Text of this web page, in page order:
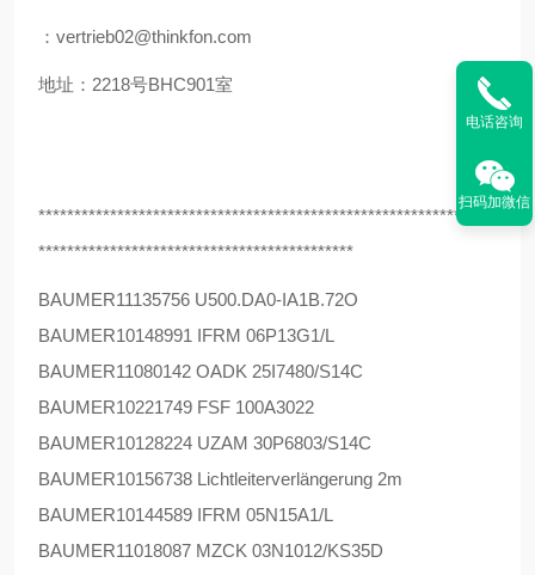
：vertrieb02@thinkfon.com
地址：2218号BHC901室
****************************************************************
********************************************
BAUMER11135756 U500.DA0-IA1B.72O
BAUMER10148991 IFRM 06P13G1/L
BAUMER11080142 OADK 25I7480/S14C
BAUMER10221749 FSF 100A3022
BAUMER10128224 UZAM 30P6803/S14C
BAUMER10156738 Lichtleiterverlängerung 2m
BAUMER10144589 IFRM 05N15A1/L
BAUMER11018087 MZCK 03N1012/KS35D
电话咨询
扫码加微信